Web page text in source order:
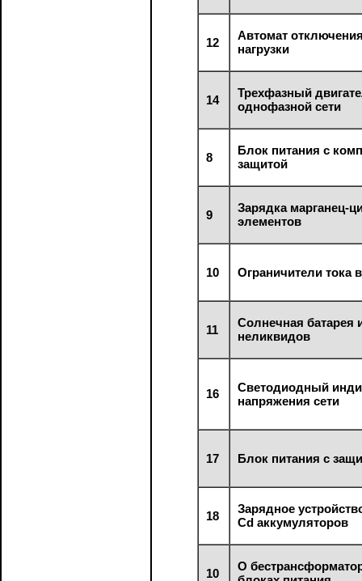
12
Автомат
нагрузки
14
Трехфазный
однофазной сети
8
Блок питания с
защитой
9
Зарядка марганец-
элементов
10 Ограничители тока
11
Солнечная батарея
неликвидов
16
Светодиодный
напряжения сети
17 Блок питания с
18
Зарядное
Cd аккумуляторов
10
О